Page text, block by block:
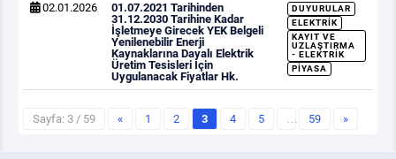
02.01.2026
01.07.2021 Tarihinden
31.12.2030 Tarihine Kadar
İşletmeye Girecek YEK Belgeli
Yenilenebilir Enerji
Kaynaklarına Dayalı Elektrik
Üretim Tesisleri İçin
Uygulanacak Fiyatlar Hk.
DUYURULAR
ELEKTRIK
KAYIT VE
UZLAŞTIRMA
- ELEKTRIK
PIYASA
Sayfa: 3 / 59 « 1 2 3 4 5 … 59 »